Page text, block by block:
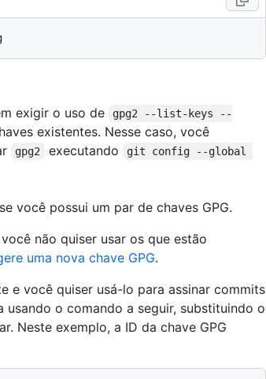
exigir o uso de
gpg2 --list-keys --
existentes. Nesse caso, você
gpg2 executando
git config --global
você possui um par de chaves GPG.
não quiser usar os que estão
uma nova chave GPG.
e você quiser usá-lo para assinar commits
o comando a seguir, substituindo o
Neste exemplo, a ID da chave GPG